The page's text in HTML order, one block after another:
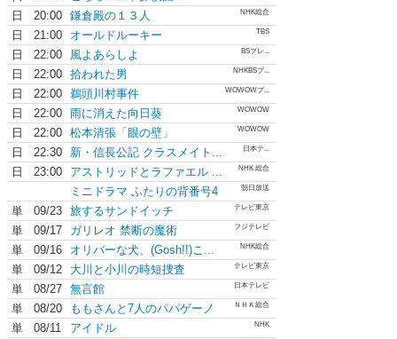
日 20:00 鎌倉殿の１３人 NHK総合
日 21:00 オールドルーキー TBS
日 22:00 風よあらしよ BSプレ...
日 22:00 拾われた男 NHKBSプ...
日 22:00 鵜頭川村事件 WOWOWプ...
日 22:00 雨に消えた向日葵 WOWOW
日 22:00 松本清張「眼の壁」 WOWOW
日 22:30 新・信長公記 クラスメイト... 日本テ...
日 23:00 アストリッドとラファエル ... NHK 総合
ミニドラマ ふたりの背番号4 朝日放送
単 09/23 旅するサンドイッチ テレビ東京
単 09/17 ガリレオ 禁断の魔術 フジテレビ
単 09/16 オリバーな犬、(Gosh!!)こ... NHK総合
単 09/12 大川と小川の時短捜査 テレビ東京
単 08/27 無言館 日本テレビ
単 08/20 ももさんと7人のパパゲーノ ＮＨＫ総合
単 08/11 アイドル NHK